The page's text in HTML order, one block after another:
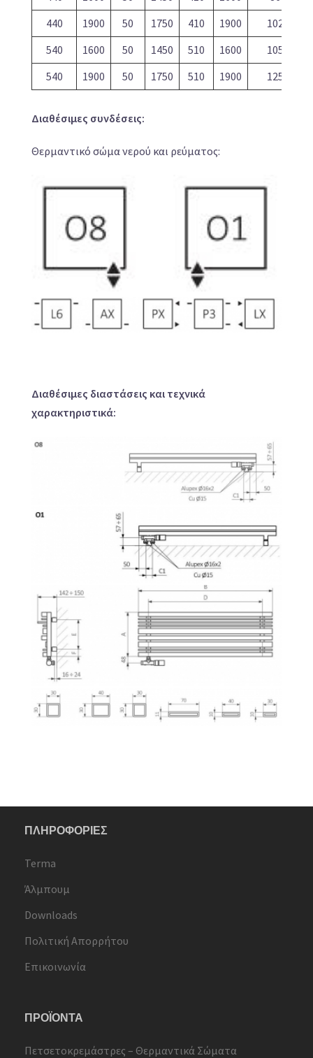
440
1900 50 1750 410 1900
1025
540
1600 50 1450 510 1600
1057
540
1900 50 1750 510 1900 1255
Διαθέσιμες συνδέσεις:
Θερμαντικό σώμα νερού και ρεύματος:
Διαθέσιμες διαστάσεις και τεχνικά
χαρακτηριστικά:
ΠΛΗΡΟΦΟΡΙΕΣ
Terma
Άλμπουμ
Downloads
Πολιτική Απορρήτου
Επικοινωνία
ΠΡΟΪΟΝΤΑ
Πετσετοκρεμάστρες – Θερμαντικά Σώματα